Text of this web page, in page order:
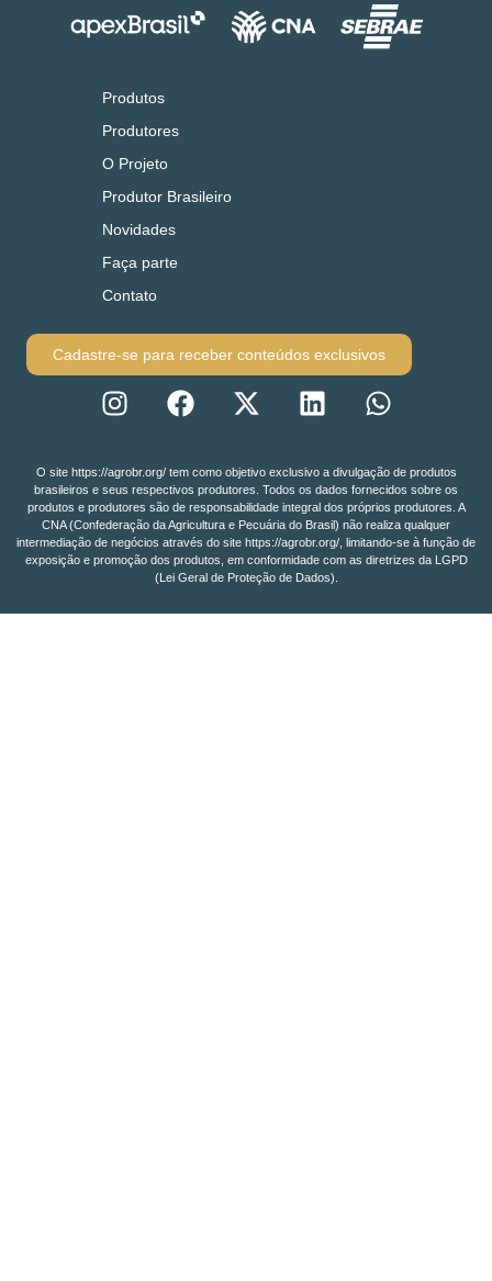
Produtos
Produtores
O Projeto
Produtor Brasileiro
Novidades
Faça parte
Contato
Cadastre-se para receber conteúdos exclusivos
O site https://agrobr.org/ tem como objetivo exclusivo a divulgação de produtos
brasileiros e seus respectivos produtores. Todos os dados fornecidos sobre os
produtos e produtores são de responsabilidade integral dos próprios produtores. A
CNA (Confederação da Agricultura e Pecuária do Brasil) não realiza qualquer
intermediação de negócios através do site https://agrobr.org/, limitando-se à função de
exposição e promoção dos produtos, em conformidade com as diretrizes da LGPD
(Lei Geral de Proteção de Dados).